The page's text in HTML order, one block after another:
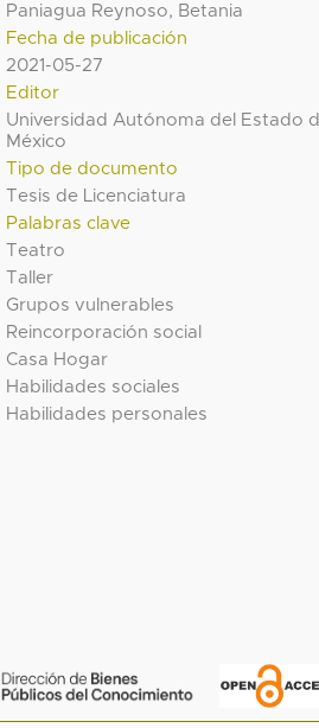
Paniagua Reynoso, Betania
Fecha de publicación
2021-05-27
Editor
Universidad Autónoma del Estado
México
Tipo de documento
Tesis de Licenciatura
Palabras clave
Teatro
Taller
Grupos vulnerables
Reincorporación social
Casa Hogar
Habilidades sociales
Habilidades personales